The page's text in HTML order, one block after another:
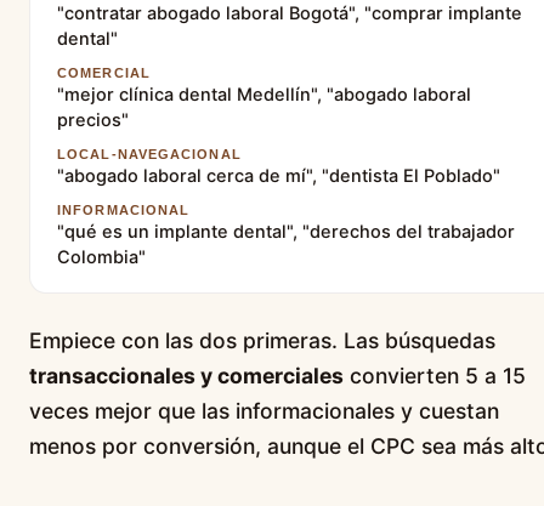
"contratar abogado laboral Bogotá", "comprar implante
dental"
COMERCIAL
"mejor clínica dental Medellín", "abogado laboral
precios"
LOCAL-NAVEGACIONAL
"abogado laboral cerca de mí", "dentista El Poblado"
INFORMACIONAL
"qué es un implante dental", "derechos del trabajador
Colombia"
Empiece con las dos primeras. Las búsquedas
transaccionales y comerciales convierten 5 a 15
veces mejor que las informacionales y cuestan
menos por conversión, aunque el CPC sea más